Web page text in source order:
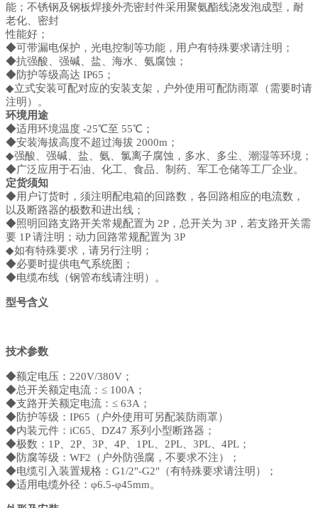
能；不锈钢及钢板焊接外壳密封件采用聚氨酯线浇发泡成型，耐
老化、密封
性能好；
◆可带漏电保护，光电控制等功能，用户有特殊要求请注明；
◆抗强酸、强碱、盐、海水、氨腐蚀；
◆防护等级高达 IP65；
◆立式安装可配对应的安装支架，户外使用可配防雨罩（需要时请
注明）。
环境用途
◆适用环境温度 -25℃至 55℃；
◆安装海拔高度不超过海拔 2000m；
◆强酸、强碱、盐、氨、氯离子腐蚀，多水、多尘、潮湿等环境；
◆广泛应用于石油、化工、食品、制药、军工仓储等工厂企业。
定货须知
◆用户订货时，须注明配电箱的回路数，各回路相应的电流数，
以及断路器的极数和进出线；
◆照明回路支路开关常规配置为 2P，总开关为 3P，若支路开关需
要 1P 请注明；动力回路常规配置为 3P
◆如有特殊要求，请另行注明；
◆必要时提供电气系统图；
◆电缆布线（钢管布线请注明）。
型号含义
技术参数
◆额定电压：220V/380V；
◆总开关额定电流：≤ 100A；
◆支路开关额定电流：≤ 63A；
◆防护等级：IP65（户外使用可另配装防雨罩）
◆内装元件：iC65、DZ47 系列小型断路器；
◆极数：1P、2P、3P、4P、1PL、2PL、3PL、4PL；
◆防腐等级：WF2（户外防强腐，不要求不注）；
◆电缆引入装置规格：G1/2"-G2"（有特殊要求请注明）；
◆适用电缆外径：φ6.5-φ45mm。